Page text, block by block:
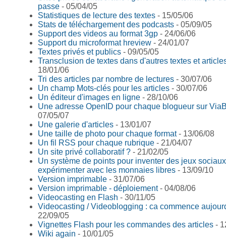
passe - 05/04/05
Statistiques de lecture des textes - 15/05/06
Stats de téléchargement des podcasts - 05/09/05
Support des videos au format 3gp - 24/06/06
Support du microformat hreview - 24/01/07
Textes privés et publics - 09/05/05
Transclusion de textes dans d'autres textes et
18/01/06
Tri des articles par nombre de lectures - 30/07/06
Un champ Mots-clés pour les articles - 30/07/06
Un éditeur d'images en ligne - 28/10/06
Une adresse OpenID pour chaque blogueur sur
07/05/07
Une galerie d'articles - 13/01/07
Une taille de photo pour chaque format- 13/06/08
Un fil RSS pour chaque rubrique - 21/04/07
Un site privé collaboratif ? - 21/02/05
Un système de points pour inventer des jeux
expérimenter avec les monnaies libres - 13/09/10
Version imprimable - 31/07/06
Version imprimable - déploiement- 04/08/06
Videocasting en Flash - 30/11/05
Videocasting / Videoblogging : ca commence
22/09/05
Vignettes Flash pour les commandes des articles -
Wiki again - 10/01/05